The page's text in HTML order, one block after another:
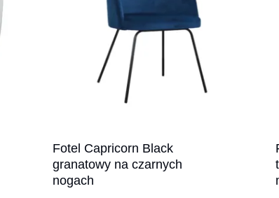
Fotel Capricorn Black
granatowy na czarnych
nogach